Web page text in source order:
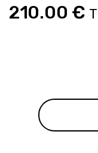
Le
était :
285.00 €.
210.00 €